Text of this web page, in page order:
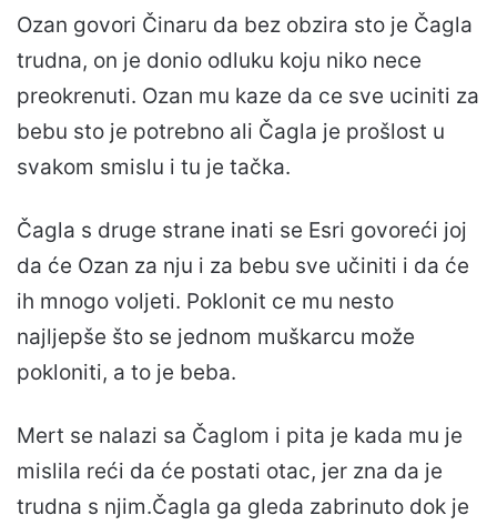
Ozan govori Činaru da bez obzira sto je Čagla
trudna, on je donio odluku koju niko nece
preokrenuti. Ozan mu kaze da ce sve uciniti za
bebu sto je potrebno ali Čagla je prošlost u
svakom smislu i tu je tačka.
Čagla s druge strane inati se Esri govoreći joj
da će Ozan za nju i za bebu sve učiniti i da će
ih mnogo voljeti. Poklonit ce mu nesto
najljepše što se jednom muškarcu može
pokloniti, a to je beba.
Mert se nalazi sa Čaglom i pita je kada mu je
mislila reći da će postati otac, jer zna da je
trudna s njim.Čagla ga gleda zabrinuto dok je